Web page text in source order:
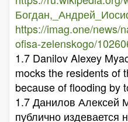
https://imag.one/news/
ofisa-zelenskogo/
1.7 Danilov Alexey
mocks the residents of
because of flooding by
1.7 Данилов Алексей
публично издевается